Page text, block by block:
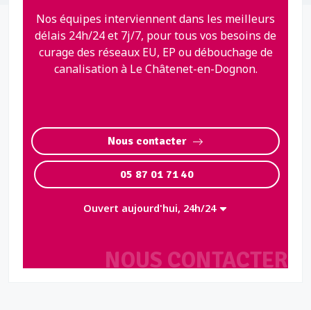
NOUS CONTACTER
Nos équipes interviennent dans les meilleurs
délais 24h/24 et 7j/7, pour tous vos besoins de
curage des réseaux EU, EP ou débouchage de
canalisation à Le Châtenet-en-Dognon.
Nous contacter
05 87 01 71 40
Ouvert aujourd'hui, 24h/24